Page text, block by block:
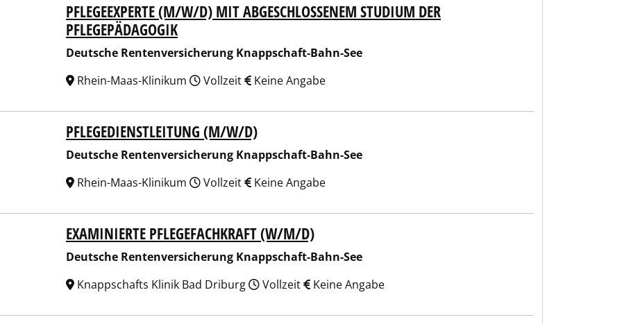
Rentenversicherung Knappschaft-Bahn-See
PFLEGEEXPERTE (M/W/D) MIT ABGESCHLOSSENEM STUDIUM DER
PFLEGEPÄDAGOGIK
Deutsche Rentenversicherung Knappschaft-Bahn-See
Rhein-Maas-Klinikum
Vollzeit Keine Angabe
Rentenversicherung Knappschaft-Bahn-See
PFLEGEDIENSTLEITUNG (M/W/D)
Deutsche Rentenversicherung Knappschaft-Bahn-See
Rhein-Maas-Klinikum
Vollzeit Keine Angabe
Rentenversicherung Knappschaft-Bahn-See
EXAMINIERTE PFLEGEFACHKRAFT (W/M/D)
Deutsche Rentenversicherung Knappschaft-Bahn-See
Knappschafts Klinik Bad Driburg
Vollzeit Keine Angabe